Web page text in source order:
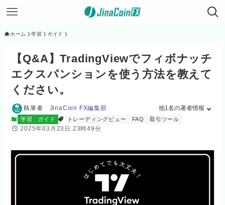
ホーム 学習 ガイド
【Q&A】TradingViewでフィボナッチ
エクスパンションを使う方法を教えて
ください。
学習 ガイド トレーディングビュー FAQ 取引ツール
2025年03月23日 23時49分
執筆者 JinaCoin FX編集部 他1名の著者情報